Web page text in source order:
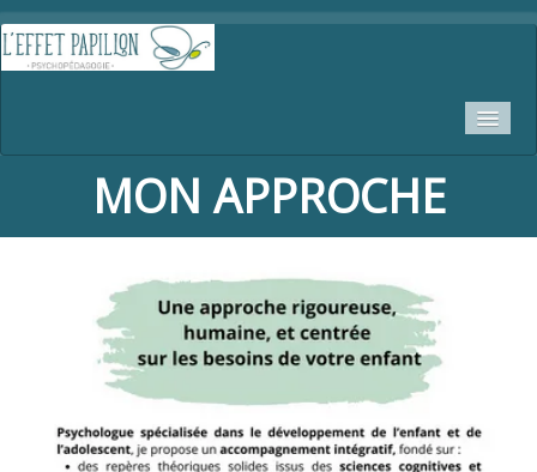
ACCUEIL
ACCOMPAGNEMENTS INDIVIDUELS▼
BILANS ET EVALUATIONS
INTERVENTIONS EXTÉRIEURES▼
ACCOMPAGNEMENT DU TDAH
QUI SUIS JE
MON APPROCHE